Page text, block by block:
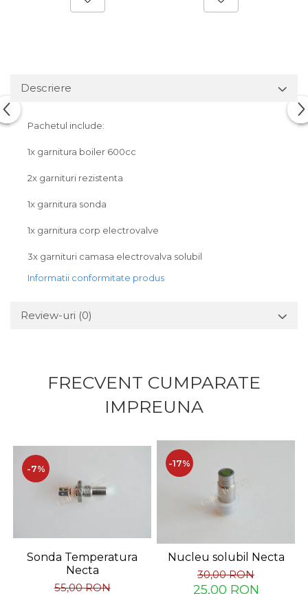
Descriere
Pachetul include:
1x garnitura boiler 600cc
2x garnituri rezistenta
1x garnitura sonda
1x garnitura corp electrovalve
3x garnituri camasa electrovalva solubil
Informatii conformitate produs
Review-uri (0)
FRECVENT CUMPARATE
IMPREUNA
-7%
Sonda Temperatura
Necta
55,00 RON
-17%
Nucleu solubil Necta
30,00 RON
25,00 RON